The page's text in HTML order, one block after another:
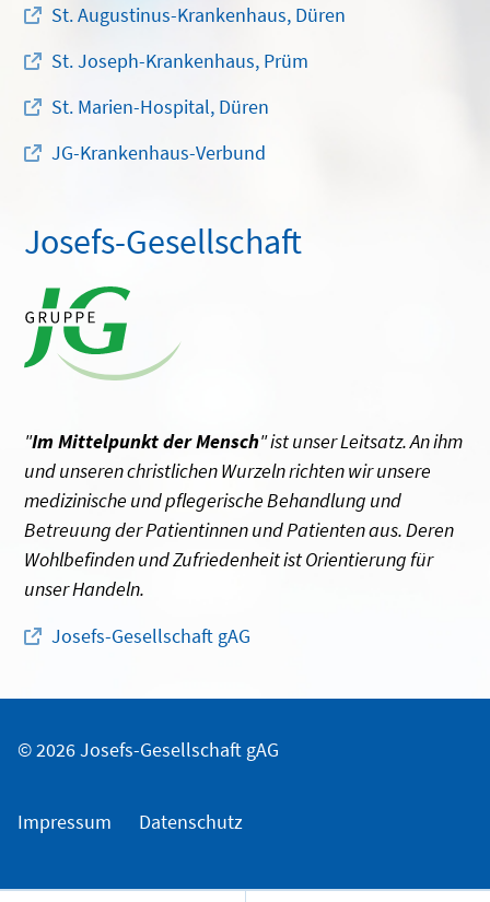
St. Augustinus-Krankenhaus, Düren
St. Joseph-Krankenhaus, Prüm
St. Marien-Hospital, Düren
JG-Krankenhaus-Verbund
Josefs-Gesellschaft
"Im Mittelpunkt der Mensch" ist unser Leitsatz. An ihm
und unseren christlichen Wurzeln richten wir unsere
medizinische und pflegerische Behandlung und
Betreuung der Patientinnen und Patienten aus. Deren
Wohlbefinden und Zufriedenheit ist Orientierung für
unser Handeln.
Josefs-Gesellschaft gAG
Impressum Datenschutz
© 2026 Josefs-Gesellschaft gAG